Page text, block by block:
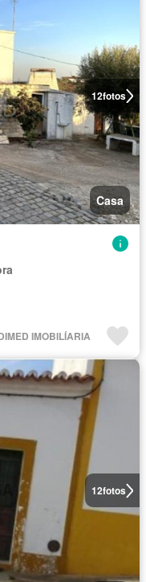
12fotos
Casa
IMOBILÍARIA
12fotos